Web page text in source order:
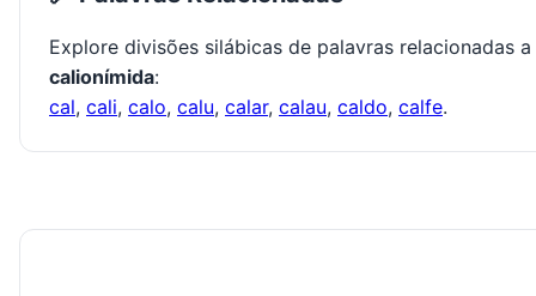
Explore divisões silábicas de palavras relacionadas a
calionímida:
cal, cali, calo, calu, calar, calau, caldo, calfe.